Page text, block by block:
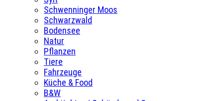
Schwenninger Moos
Schwarzwald
Bodensee
Natur
Pflanzen
Tiere
Fahrzeuge
Küche & Food
B&W